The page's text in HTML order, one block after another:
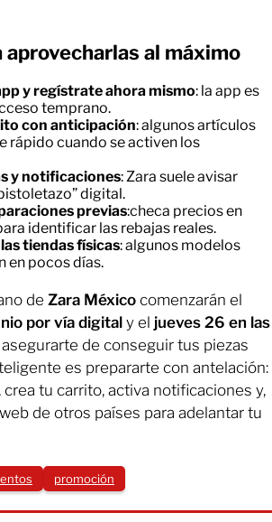
aprovecharlas al máximo
y regístrate ahora mismo: la app es
temprano.
con anticipación: algunos artículos
rápido cuando se activen los
y notificaciones: Zara suele avisar
digital.
previas:checa precios en
identificar las rebajas reales.
tiendas físicas: algunos modelos
en pocos días.
de Zara México comenzarán el
por vía digital y el jueves 26 en las
asegurarte de conseguir tus piezas
es prepararte con antelación:
crea tu carrito, activa notificaciones y,
de otros países para adelantar tu
promoción